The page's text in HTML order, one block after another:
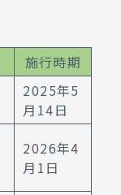
施行時期
2025年5
月14日
2026年4
月1日